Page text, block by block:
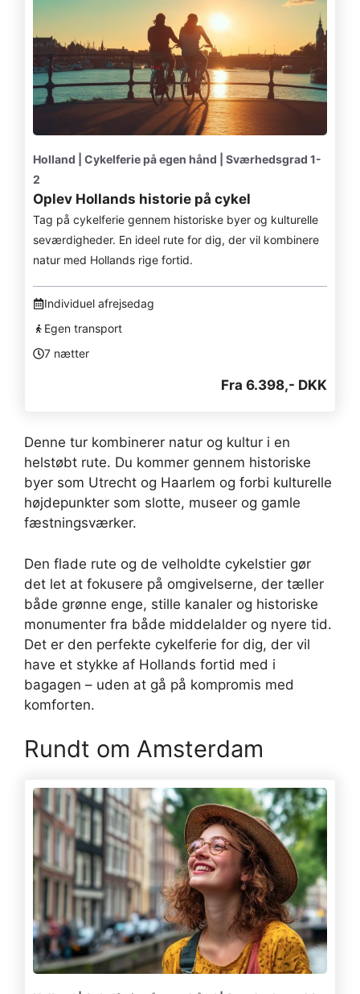
Holland | Cykelferie på egen hånd | Sværhedsgrad 1-
2
Oplev Hollands historie på cykel
Tag på cykelferie gennem historiske byer og kulturelle
seværdigheder. En ideel rute for dig, der vil kombinere
natur med Hollands rige fortid.
Individuel afrejsedag
Egen transport
7 nætter
Fra 6.398,- DKK
Denne tur kombinerer natur og kultur i en
helstøbt rute. Du kommer gennem historiske
byer som Utrecht og Haarlem og forbi kulturelle
højdepunkter som slotte, museer og gamle
fæstningsværker.
Den flade rute og de velholdte cykelstier gør
det let at fokusere på omgivelserne, der tæller
både grønne enge, stille kanaler og historiske
monumenter fra både middelalder og nyere tid.
Det er den perfekte cykelferie for dig, der vil
have et stykke af Hollands fortid med i
bagagen – uden at gå på kompromis med
komforten.
Rundt om Amsterdam